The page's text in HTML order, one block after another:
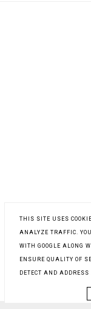
THIS SITE USES
ANALYZE TRAFFIC.
WITH GOOGLE ALONG
ENSURE QUALITY OF
DETECT AND ADDRESS